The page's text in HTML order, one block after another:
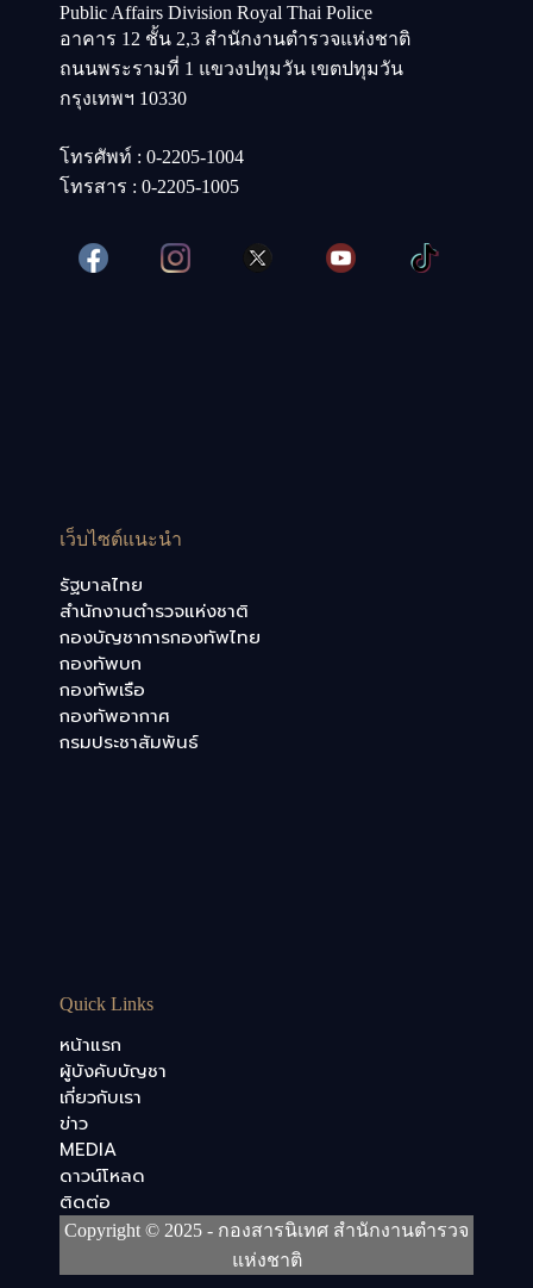
Public Affairs Division Royal Thai Police
อาคาร 12 ชั้น 2,3 สำนักงานตำรวจแห่งชาติ
ถนนพระรามที่ 1 แขวงปทุมวัน เขตปทุมวัน
กรุงเทพฯ 10330
โทรศัพท์ : 0-2205-1004
โทรสาร : 0-2205-1005
เว็บไซต์แนะนำ
รัฐบาลไทย
สำนักงานตำรวจแห่งชาติ
กองบัญชาการกองทัพไทย
กองทัพบก
กองทัพเรือ
กองทัพอากาศ
กรมประชาสัมพันธ์
Quick Links
หน้าแรก
ผู้บังคับบัญชา
เกี่ยวกับเรา
ข่าว
MEDIA
ดาวน์โหลด
ติดต่อ
Copyright © 2025 - กองสารนิเทศ สำนักงานตำรวจ
แห่งชาติ